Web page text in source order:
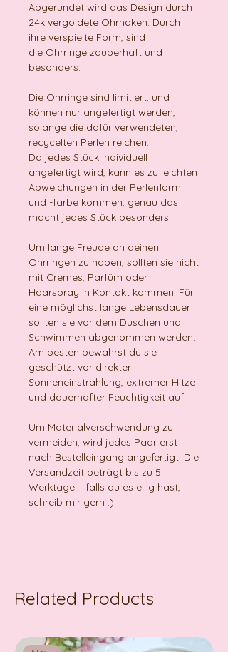
Abgerundet wird das Design durch
24k vergoldete Ohrhaken. Durch
ihre verspielte Form, sind
die Ohrringe zauberhaft und
besonders.
Die Ohrringe sind limitiert, und
können nur angefertigt werden,
solange die dafür verwendeten,
recycelten Perlen reichen.
Da jedes Stück individuell
angefertigt wird, kann es zu leichten
Abweichungen in der Perlenform
und -farbe kommen, genau das
macht jedes Stück besonders.
Um lange Freude an deinen
Ohrringen zu haben, sollten sie nicht
mit Cremes, Parfüm oder
Haarspray in Kontakt kommen. Für
eine möglichst lange Lebensdauer
sollten sie vor dem Duschen und
Schwimmen abgenommen werden.
Am besten bewahrst du sie
geschützt vor direkter
Sonneneinstrahlung, extremer Hitze
und dauerhafter Feuchtigkeit auf.
Um Materialverschwendung zu
vermeiden, wird jedes Paar erst
nach Bestelleingang angefertigt. Die
Versandzeit beträgt bis zu 5
Werktage – falls du es eilig hast,
schreib mir gern :)
Related Products